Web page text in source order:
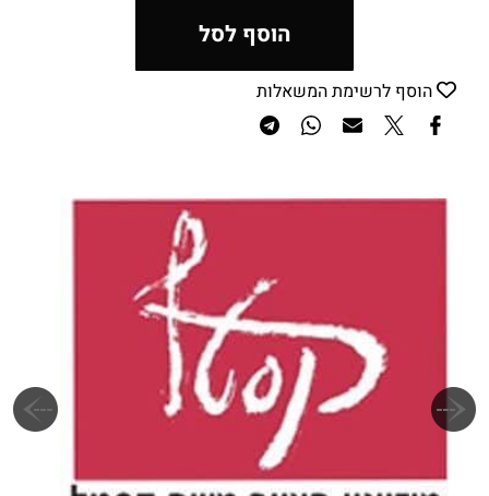
הוסף לסל
הוסף לרשימת המשאלות